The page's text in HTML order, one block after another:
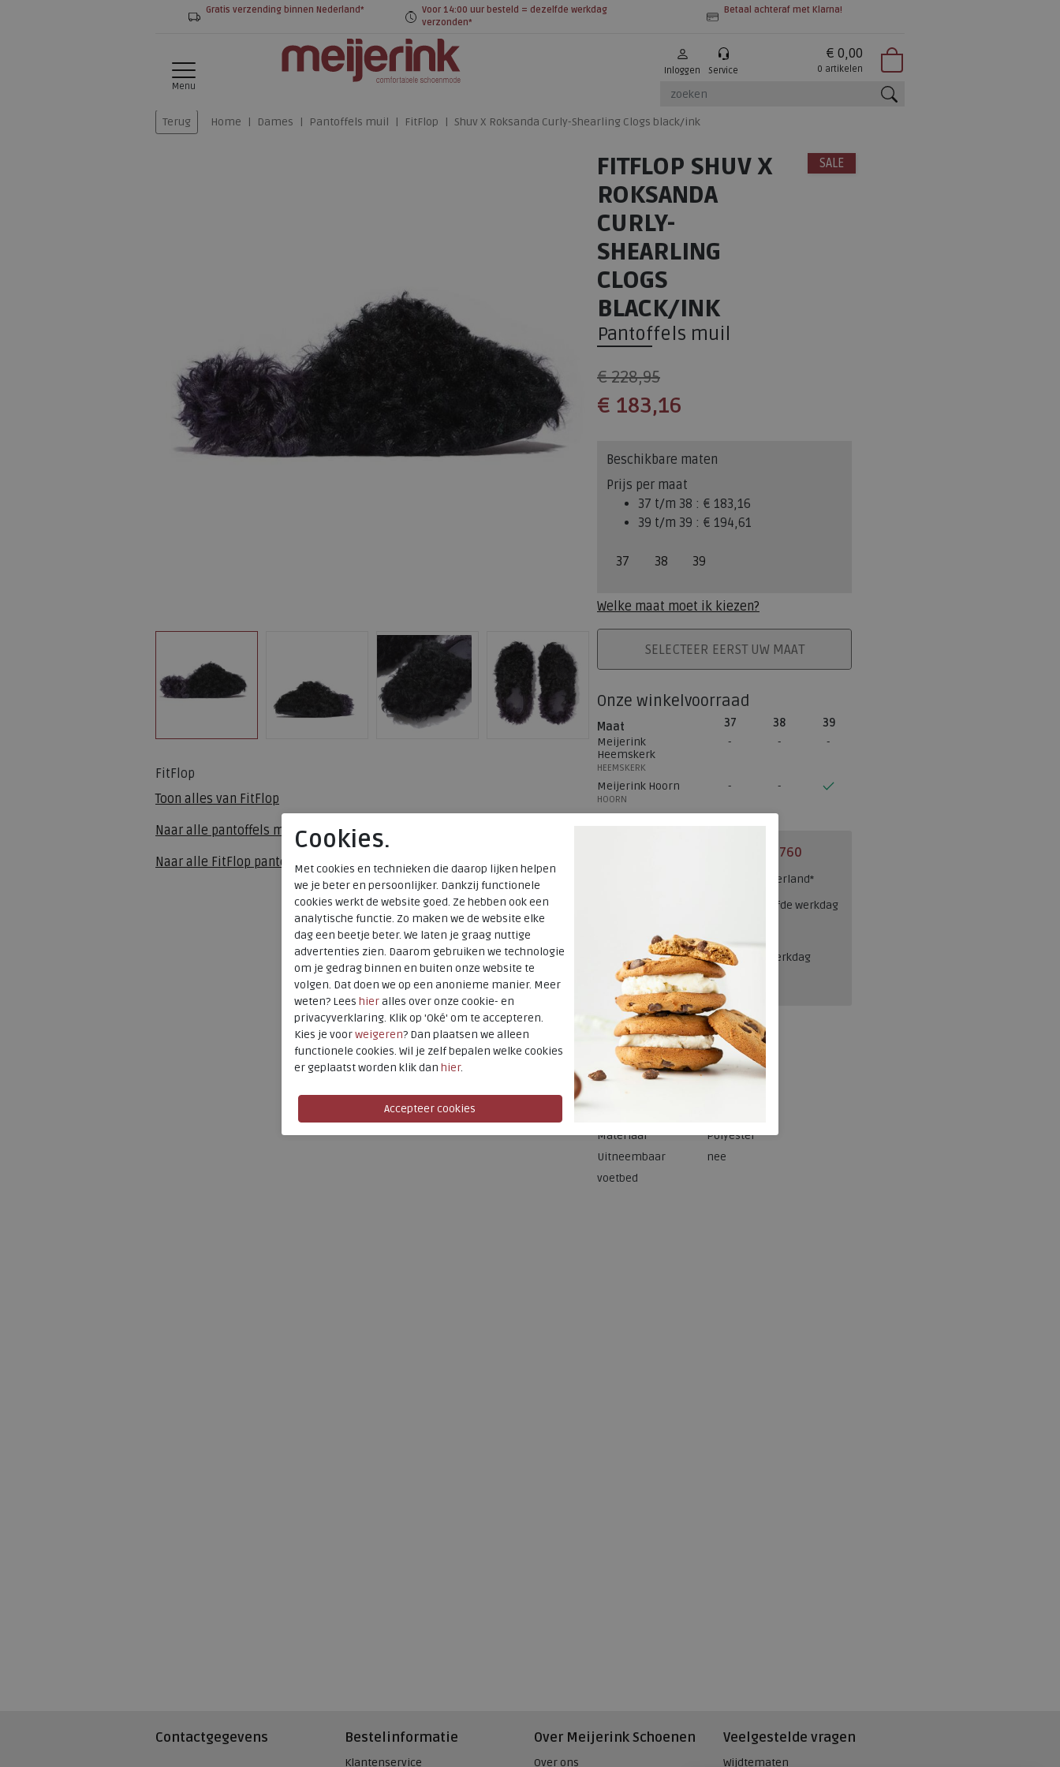
Gratis verzending binnen Nederland*
Voor 14:00 uur besteld = dezelfde werkdag
verzonden*
Betaal achteraf met Klarna!
Menu
Inloggen Service
€ 0,00
0 artikelen
Terug Home Dames Pantoffels muil FitFlop Shuv X Roksanda Curly-Shearling Clogs black/ink
FitFlop
Toon alles van FitFlop
Naar alle pantoffels muil
Naar alle FitFlop pantoffels muil
SALE
FITFLOP SHUV X
ROKSANDA
CURLY-
SHEARLING
CLOGS
BLACK/INK
Pantoffels muil
€ 228,95
€ 183,16
Beschikbare maten
Prijs per maat
37 t/m 38 : € 183,16
39 t/m 39 : € 194,61
37 38 39
Welke maat moet ik kiezen?
PLAATS IN WINKELMAND
SELECTEER EERST UW MAAT
Onze winkelvoorraad
Maat 37 38
39
Meijerink
Heemskerk
HEEMSKERK
Meijerink Hoorn
HOORN
0229 760 760
Gratis verzending binnen Nederland*
Voor 14:00 uur besteld = dezelfde werkdag
Altijd retourneren, binnen 1 werkdag
terugbetaald
Merk
FitFlop
Fabrikantcode
JH3-C47
Bestelcode
527.01.000014
Materiaal
Polyester
Uitneembaar
voetbed
nee
Contactgegevens Bestelinformatie
Klantenservice
Over Meijerink Schoenen
Over ons
Veelgestelde vragen
Wijdtematen
Cookies.
Met cookies en technieken die daarop lijken helpen
we je beter en persoonlijker. Dankzij functionele
cookies werkt de website goed. Ze hebben ook een
analytische functie. Zo maken we de website elke
dag een beetje beter. We laten je graag nuttige
advertenties zien. Daarom gebruiken we technologie
om je gedrag binnen en buiten onze website te
volgen. Dat doen we op een anonieme manier. Meer
weten? Lees hieralles over onze cookie- en
privacyverklaring. Klik op 'Oké' om te accepteren.
Kies je voorweigeren? Dan plaatsen we alleen
functionele cookies. Wil je zelf bepalen welke cookies
er geplaatst worden klik dan hier.